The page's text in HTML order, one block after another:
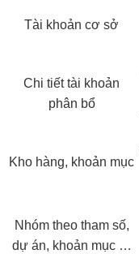
Tài khoản cơ sở
Chi tiết tài khoản
phân bổ
Kho hàng, khoản mục
Nhóm theo tham số,
dự án, khoản mục …